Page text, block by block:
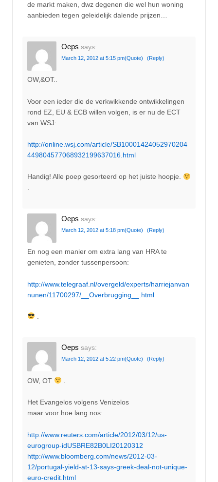
de markt maken, dwz degenen die wel hun woning
aanbieden tegen geleidelijk dalende prijzen…
Oeps says:
March 12, 2012 at 5:15 pm(Quote) (Reply)
OW,&OT..
Voor een ieder die de verkwikkende ontwikkelingen
rond EZ, EU & ECB willen volgen, is er nu de ECT
van WSJ:
http://online.wsj.com/article/SB10001424052970204
449804577068932199637016.html
Handig! Alle poep gesorteerd op het juiste hoopje.
.
Oeps says:
March 12, 2012 at 5:18 pm(Quote) (Reply)
En nog een manier om extra lang van HRA te
genieten, zonder tussenpersoon:
http://www.telegraaf.nl/overgeld/experts/harriejanvan
nunen/11700297/__Overbrugging__.html
Oeps says:
March 12, 2012 at 5:22 pm(Quote) (Reply)
OW, OT
Het Evangelos volgens Venizelos
maar voor hoe lang nos:
http://www.reuters.com/article/2012/03/12/us-
eurogroup-idUSBRE82B0LI20120312
http://www.bloomberg.com/news/2012-03-
12/portugal-yield-at-13-says-greek-deal-not-unique-
euro-credit.html